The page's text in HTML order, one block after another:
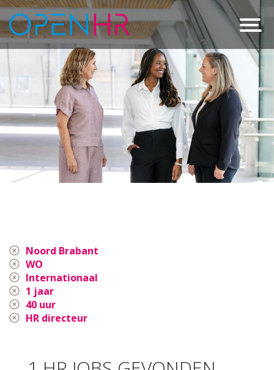
Noord Brabant
WO
Internationaal
1 jaar
40 uur
HR directeur